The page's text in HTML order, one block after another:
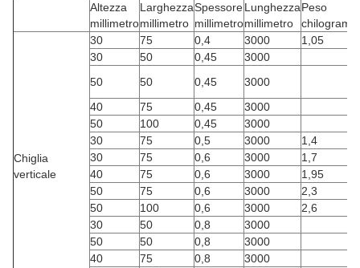
Altezza
millimetro
Larghezza
millimetro
Spessore
millimetro
Lunghezza
millimetro
Peso
Chiglia
verticale
30 75 0,4 3000
1,05
30
50 0,45
3000
50
50 0,45
3000
40
75 0,45
3000
50
100 0,45
3000
30
75 0,5 3000
1,4
30
75 0,6 3000
1,7
40
75 0,6 3000
1,95
50
75 0,6 3000
2,3
50
100 0,6 3000
2,6
30
50 0,8
3000
50
50 0,8
3000
40
75 0,8
3000